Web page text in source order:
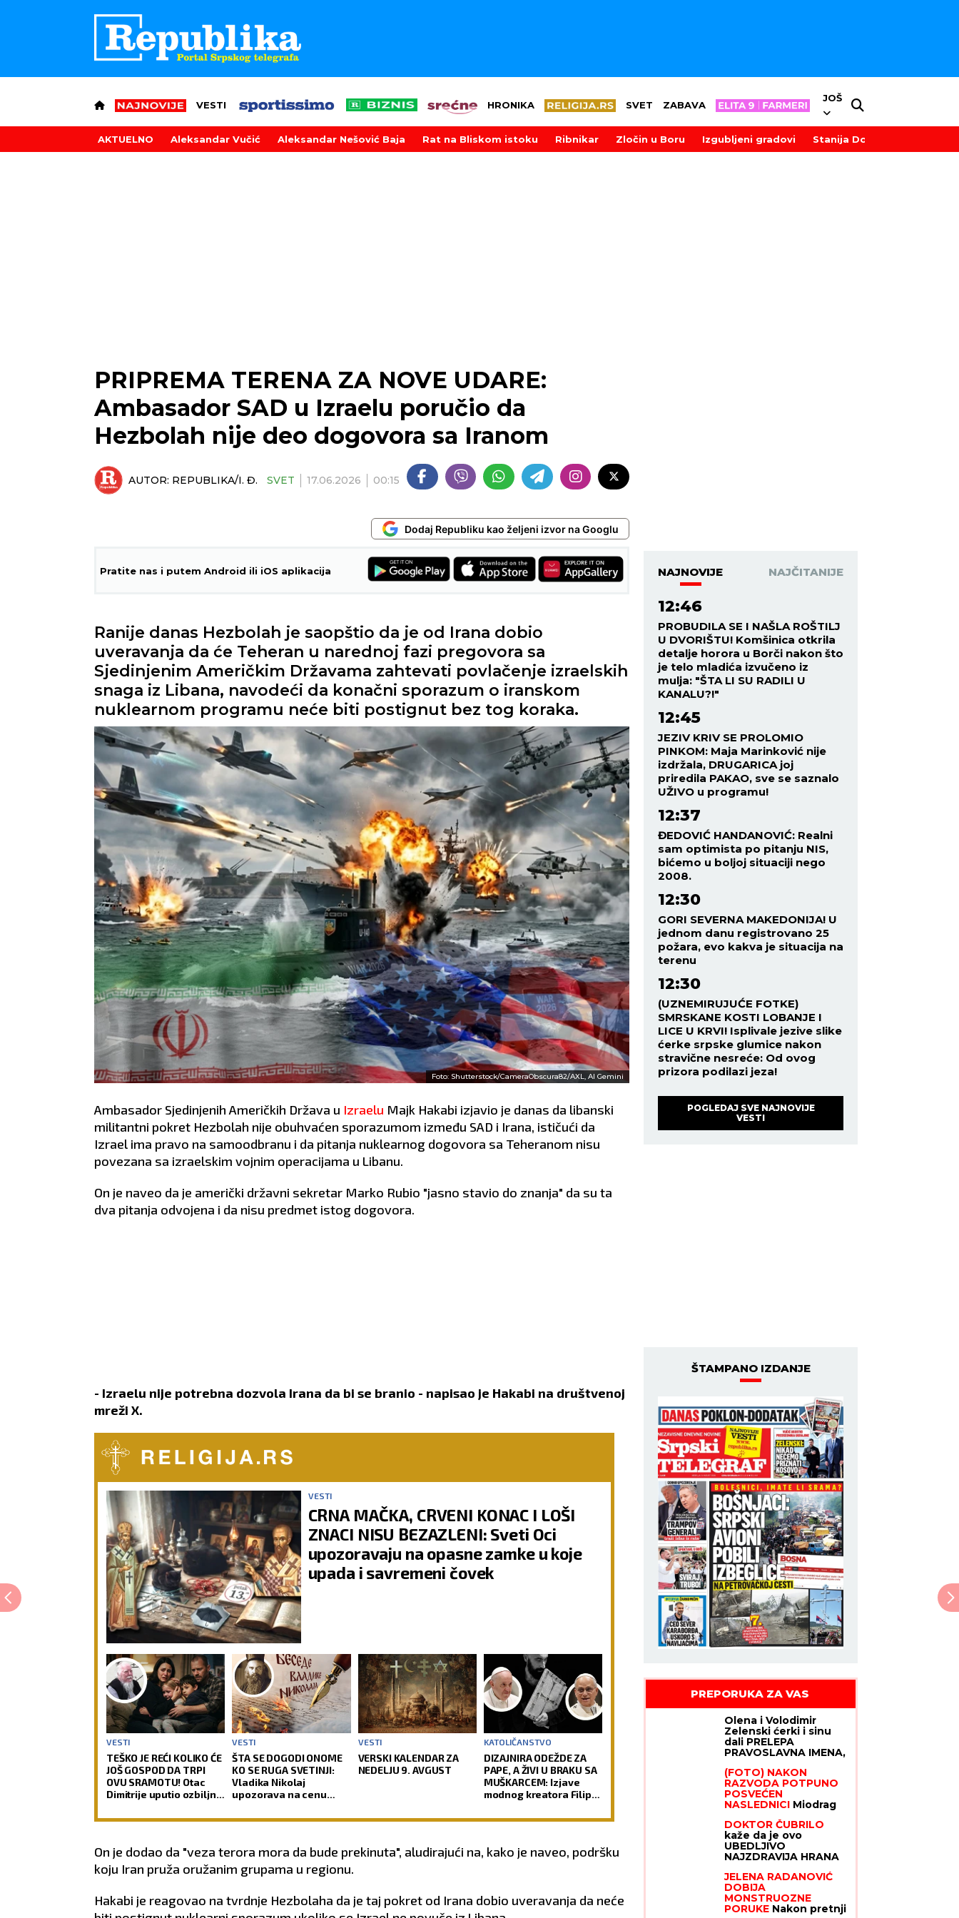
VESTI HRONIKA SVET ZABAVA
JOŠ
AKTUELNO Aleksandar Vučić Aleksandar Nešović Baja Rat na Bliskom istoku Ribnikar Zločin u Boru Izgubljeni gradovi Stanija Dobrojević
PRIPREMA TERENA ZA NOVE UDARE:
Ambasador SAD u Izraelu poručio da
Hezbolah nije deo dogovora sa Iranom
AUTOR: REPUBLIKA/I. Đ. SVET 17.06.2026 00:15
Dodaj Republiku kao željeni izvor na Googlu
Pratite nas i putem Android ili iOS aplikacija
Ranije danas Hezbolah je saopštio da je od Irana dobio
uveravanja da će Teheran u narednoj fazi pregovora sa
Sjedinjenim Američkim Državama zahtevati povlačenje izraelskih
snaga iz Libana, navodeći da konačni sporazum o iranskom
nuklearnom programu neće biti postignut bez tog koraka.
Foto: Shutterstock/CameraObscura82/AXL, AI Gemini
Ambasador Sjedinjenih Američkih Država u Izraelu Majk Hakabi izjavio je danas da libanski
militantni pokret Hezbolah nije obuhvaćen sporazumom između SAD i Irana, ističući da
Izrael ima pravo na samoodbranu i da pitanja nuklearnog dogovora sa Teheranom nisu
povezana sa izraelskim vojnim operacijama u Libanu.
On je naveo da je američki državni sekretar Marko Rubio "jasno stavio do znanja" da su ta
dva pitanja odvojena i da nisu predmet istog dogovora.
- Izraelu nije potrebna dozvola Irana da bi se branio - napisao je Hakabi na društvenoj
mreži X.
VESTI
CRNA MAČKA, CRVENI KONAC I LOŠI
ZNACI NISU BEZAZLENI: Sveti Oci
upozoravaju na opasne zamke u koje
upada i savremeni čovek
VESTI
TEŠKO JE REĆI KOLIKO ĆE
JOŠ GOSPOD DA TRPI
OVU SRAMOTU! Otac
Dimitrije uputio ozbiljno
pozvao ih da spasavaju
VESTI
ŠTA SE DOGODI ONOME
KO SE RUGA SVETINJI:
Vladika Nikolaj
upozorava na cenu
VESTI
VERSKI KALENDAR ZA
NEDELJU 9. AVGUST
KATOLIČANSTVO
DIZAJNIRA ODEŽDE ZA
PAPE, A ŽIVI U BRAKU SA
MUŠKARCEM: Izjave
modnog kreatora Filipa
neprijatno pitanje za
On je dodao da "veza terora mora da bude prekinuta", aludirajući na, kako je naveo, podršku
koju Iran pruža oružanim grupama u regionu.
Hakabi je reagovao na tvrdnje Hezbolaha da je taj pokret od Irana dobio uveravanja da neće
NAJNOVIJE NAJČITANIJE
12:46
PROBUDILA SE I NAŠLA ROŠTILJ
U DVORIŠTU! Komšinica otkrila
detalje horora u Borči nakon što
je telo mladića izvučeno iz
mulja: "ŠTA LI SU RADILI U
KANALU?!"
12:45
JEZIV KRIV SE PROLOMIO
PINKOM: Maja Marinković nije
izdržala, DRUGARICA joj
priredila PAKAO, sve se saznalo
UŽIVO u programu!
12:37
ĐEDOVIĆ HANDANOVIĆ: Realni
sam optimista po pitanju NIS,
bićemo u boljoj situaciji nego
2008.
12:30
GORI SEVERNA MAKEDONIJA! U
jednom danu registrovano 25
požara, evo kakva je situacija na
terenu
12:30
(UZNEMIRUJUĆE FOTKE)
SMRSKANE KOSTI LOBANJE I
LICE U KRVI! Isplivale jezive slike
ćerke srpske glumice nakon
stravične nesreće: Od ovog
prizora podilazi jeza!
POGLEDAJ SVE NAJNOVIJE
VESTI
ŠTAMPANO IZDANJE
PREPORUKA ZA VAS
Olena i Volodimir
Zelenski ćerki i sinu
dali PRELEPA
PRAVOSLAVNA IMENA,
pohađali istu srednju
školu, a da se nisu ni
poznavali, a onda je
ovaj susret bio
(FOTO) NAKON
RAZVODA POTPUNO
POSVEĆEN
NASLEDNICI Miodrag
fotografiju ćerke,
Vasilija je mamina slika
i prilika
DOKTOR ČUBRILO
kaže da je ovo
UBEDLJIVO
NAJZDRAVIJA HRANA
namirnicu nikada NE
JEDE: "I moja baba je
to znala, a možda vam
zvuči suludo"
JELENA RADANOVIĆ
DOBIJA
MONSTRUOZNE
PORUKE Nakon pretnji